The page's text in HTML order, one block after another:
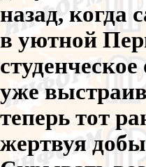
назад, когда
в уютной
уже
теперь тот
жертвуя